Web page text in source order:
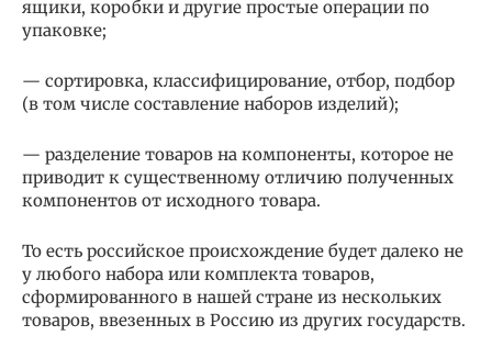
ящики, коробки и другие простые операции по
упаковке;
— сортировка, классифицирование, отбор, подбор
(в том числе составление наборов изделий);
— разделение товаров на компоненты, которое не
приводит к существенному отличию полученных
компонентов от исходного товара.
То есть российское происхождение будет далеко не
у любого набора или комплекта товаров,
сформированного в нашей стране из нескольких
товаров, ввезенных в Россию из других государств.